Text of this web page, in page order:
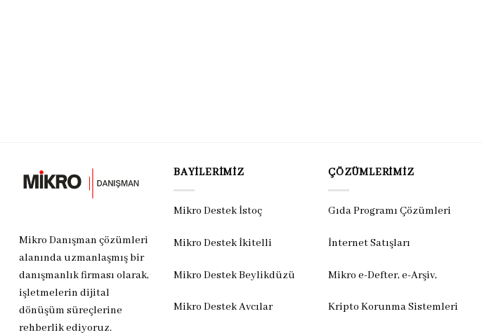
Mikro Danışman çözümleri
alanında uzmanlaşmış bir
danışmanlık firması olarak,
işletmelerin dijital
dönüşüm süreçlerine
rehberlik ediyoruz.
BAYILERIMIZ
Mikro Destek İstoç
Mikro Destek İkitelli
Mikro Destek Beylikdüzü
Mikro Destek Avcılar
ÇÖZÜMLERIMIZ
Gıda Programı Çözümleri
İnternet Satışları
Mikro e-Defter, e-Arşiv,
Kripto Korunma Sistemleri